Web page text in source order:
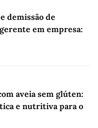
demissão de
em empresa:
aveia sem glúten:
e nutritiva para o